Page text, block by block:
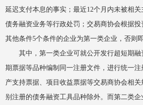
延迟支付本息的事实；最近12个月内未被相
债务融资业务等行政处罚；交易商协会根据
其他条件5个条件的企业为第一类企业，否则
其中，第一类企业可就公开发行超短期
期票据等品种编制同一注册文件，进行统一
产支持票据、项目收益票据等交易商协会相
别注册的债务融资工具品种除外。而第二类